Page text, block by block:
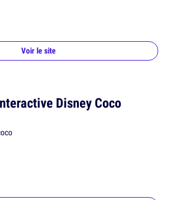
Voir le site
Disney Coco